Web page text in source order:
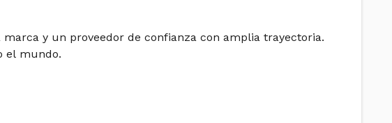
y un proveedor de confianza con amplia trayectoria.
el mundo.